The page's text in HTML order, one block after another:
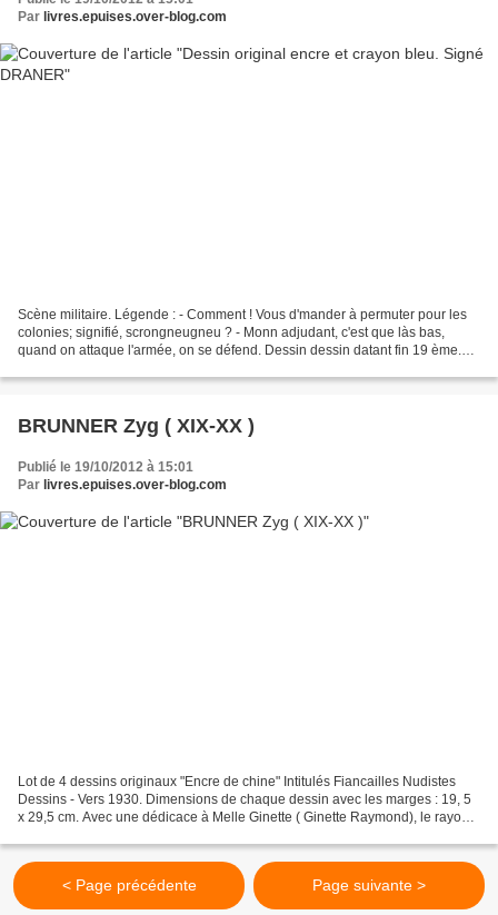
Par livres.epuises.over-blog.com
Scène militaire. Légende : - Comment ! Vous d'mander à permuter pour les
colonies; signifié, scrongneugneu ? - Monn adjudant, c'est que làs bas,
quand on attaque l'armée, on se défend. Dessin dessin datant fin 19 ème.
BRUNNER Zyg ( XIX-XX )
Publié le 19/10/2012 à 15:01
Par livres.epuises.over-blog.com
Lot de 4 dessins originaux "Encre de chine" Intitulés Fiancailles Nudistes
Dessins - Vers 1930. Dimensions de chaque dessin avec les marges : 19, 5
x 29,5 cm. Avec une dédicace à Melle Ginette ( Ginette Raymond), le rayon
< Page précédente Page suivante >